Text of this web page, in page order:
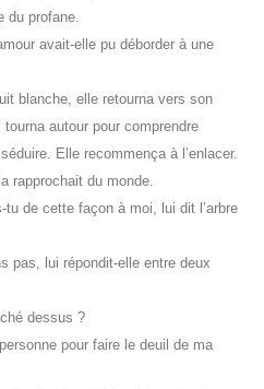
du profane.
avait-elle pu déborder à une
blanche, elle retourna vers son
autour pour comprendre
Elle recommença à l’enlacer.
rapprochait du monde.
tu de cette façon à moi, lui dit l’arbre
pas, lui répondit-elle entre deux
dessus ?
pour faire le deuil de ma